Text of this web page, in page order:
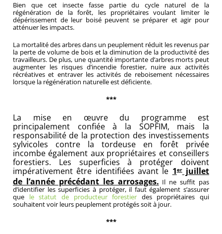
Bien que cet insecte fasse partie du cycle naturel de la
régénération de la forêt, les propriétaires voulant limiter le
dépérissement de leur boisé peuvent se préparer et agir pour
atténuer les impacts.
La mortalité des arbres dans un peuplement réduit les revenus par
la perte de volume de bois et la diminution de la productivité des
travailleurs. De plus, une quantité importante d’arbres morts peut
augmenter les risques d’incendie forestier, nuire aux activités
récréatives et entraver les activités de reboisement nécessaires
lorsque la régénération naturelle est déficiente.
***
La mise en œuvre du programme est
principalement confiée à la SOPFIM, mais la
responsabilité de la protection des investissements
sylvicoles contre la tordeuse en forêt privée
incombe également aux propriétaires et conseillers
forestiers. Les superficies à protéger doivent
impérativement être identifiées avant le 1erjuillet
de l’année précédant les arrosages. Il ne suffit pas
d’identifier les superficies à protéger, il faut également s’assurer
que le statut de producteur forestier des propriétaires qui
souhaitent voir leurs peuplement protégés soit à jour.
***